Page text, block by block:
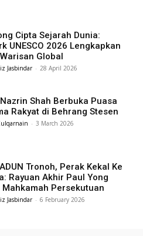
Cipta Sejarah Dunia:
UNESCO 2026 Lengkapkan
Global
Jasbindar - 28 April 2026
Shah Berbuka Puasa
Rakyat di Behrang Stesen
- 3 March 2026
Tronoh, Perak Kekal Ke
Rayuan Akhir Paul Yong
Mahkamah Persekutuan
Jasbindar - 6 February 2026